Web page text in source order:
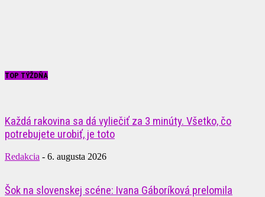
TOP TÝŽDŇA
Každá rakovina sa dá vyliečiť za 3 minúty. Všetko, čo
potrebujete urobiť, je toto
Redakcia - 6. augusta 2026
Šok na slovenskej scéne: Ivana Gáboríková prelomila